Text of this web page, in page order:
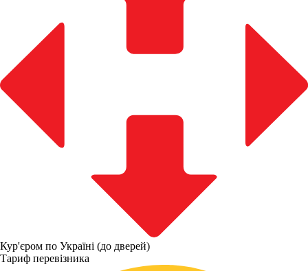
Кур'єром по Україні (до дверей)
Тариф перевізника